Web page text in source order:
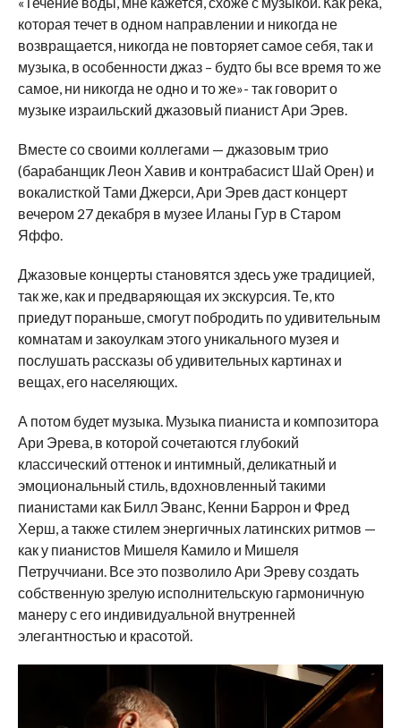
которая течет в одном направлении и никогда не
возвращается, никогда не повторяет самое себя, так и
музыка, в особенности джаз – будто бы все время то же
самое, ни никогда не одно и то же»- так говорит о
музыке израильский джазовый пианист Ари Эрев.
Вместе со своими коллегами — джазовым трио
(барабанщик Леон Хавив и контрабасист Шай Орен) и
вокалисткой Тами Джерси, Ари Эрев даст концерт
вечером 27 декабря в музее Иланы Гур в Старом
Яффо.
Джазовые концерты становятся здесь уже традицией,
так же, как и предваряющая их экскурсия. Те, кто
приедут пораньше, смогут побродить по удивительным
комнатам и закоулкам этого уникального музея и
послушать рассказы об удивительных картинах и
вещах, его населяющих.
А потом будет музыка. Музыка пианиста и композитора
Ари Эрева, в которой сочетаются глубокий
классический оттенок и интимный, деликатный и
эмоциональный стиль, вдохновленный такими
пианистами как Билл Эванс, Кенни Баррон и Фред
Херш, а также стилем энергичных латинских ритмов —
как у пианистов Мишеля Камило и Мишеля
Петруччиани. Все это позволило Ари Эреву создать
собственную зрелую исполнительскую гармоничную
манеру с его индивидуальной внутренней
элегантностью и красотой.